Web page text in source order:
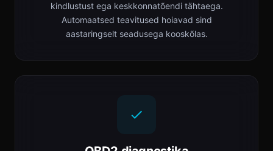
kindlustust ega keskkonnatõendi tähtaega.
Automaatsed teavitused hoiavad sind
aastaringselt seadusega kooskõlas.